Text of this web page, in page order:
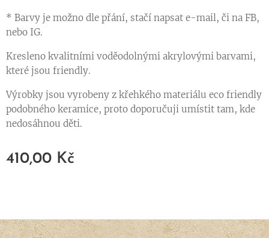
* Barvy je možno dle přání, stačí napsat e-mail, či na FB,
nebo IG.
Kresleno kvalitními voděodolnými akrylovými barvami,
které jsou friendly.
Výrobky jsou vyrobeny z křehkého materiálu eco friendly
podobného keramice, proto doporučuji umístit tam, kde
nedosáhnou děti.
410,00 Kč